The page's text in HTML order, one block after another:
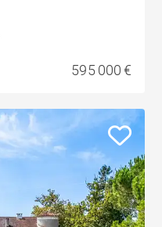
595 000 €